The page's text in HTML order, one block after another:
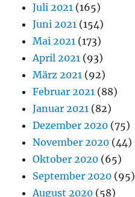
Juli 2021 (165)
Juni 2021 (154)
Mai 2021 (173)
April 2021 (93)
März 2021 (92)
Februar 2021 (88)
Januar 2021 (82)
Dezember 2020 (75)
November 2020 (44)
Oktober 2020 (65)
September 2020 (95)
August 2020 (58)